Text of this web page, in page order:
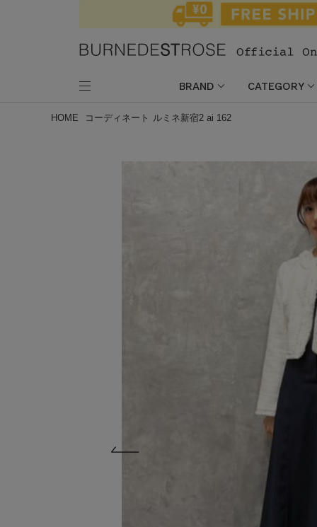
BRAND CATEGORY
HOME コーディネート ルミネ新宿2 ai 162